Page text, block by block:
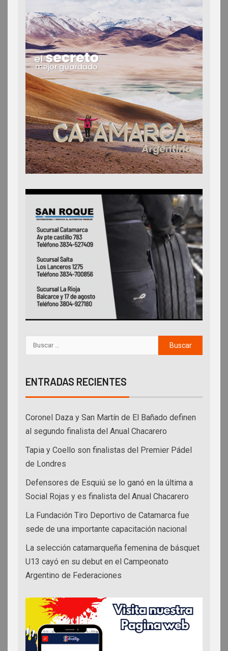
ENTRADAS RECIENTES
Coronel Daza y San Martín de El Bañado definen
al segundo finalista del Anual Chacarero
Tapia y Coello son finalistas del Premier Pádel
de Londres
Defensores de Esquiú se lo ganó en la última a
Social Rojas y es finalista del Anual Chacarero
La Fundación Tiro Deportivo de Catamarca fue
sede de una importante capacitación nacional
La selección catamarqueña femenina de básquet
U13 cayó en su debut en el Campeonato
Argentino de Federaciones